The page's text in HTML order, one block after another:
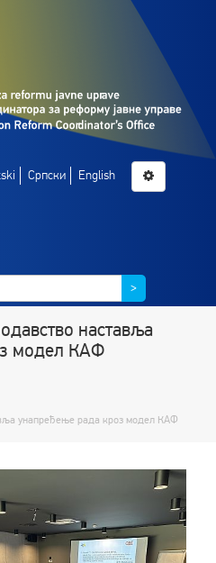
Српски English
>
наставља
модел КАФ
унапређење рада кроз модел КАФ